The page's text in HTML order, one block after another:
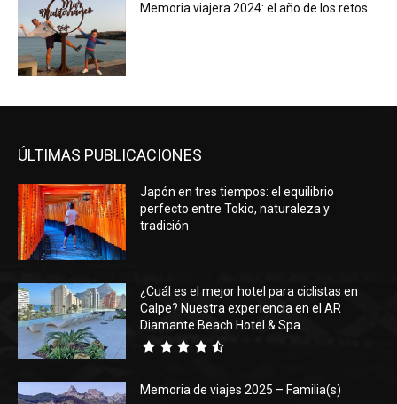
Memoria viajera 2024: el año de los retos
ÚLTIMAS PUBLICACIONES
Japón en tres tiempos: el equilibrio
perfecto entre Tokio, naturaleza y
tradición
¿Cuál es el mejor hotel para ciclistas en
Calpe? Nuestra experiencia en el AR
Diamante Beach Hotel & Spa
Memoria de viajes 2025 – Familia(s)